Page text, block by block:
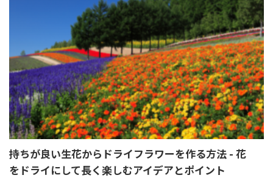
持ちが良い生花からドライフラワーを作る方法 - 花
をドライにして長く楽しむアイデアとポイント